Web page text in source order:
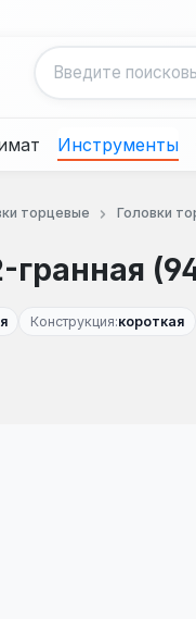
Инструменты
торцевые Головки
гранная
Конструкция:короткая